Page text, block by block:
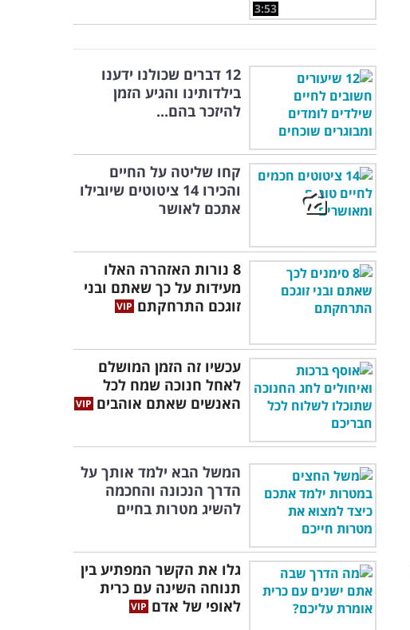
3:53
12 דברים שכולנו ידענו
בילדותינו והגיע הזמן
להיזכר בהם...
קחו שליטה על החיים
והכירו 14 ציטוטים שיובילו
אתכם לאושר
8 נורות האזהרה האלו
מעידות על כך שאתם ובני
זוגכם התרחקתם
עכשיו זה הזמן המושלם
לאחל חנוכה שמח לכל
האנשים שאתם אוהבים
המשל הבא ילמד אותך על
הדרך הנכונה והחכמה
להשיג מטרות בחיים
גלו את הקשר המפתיע בין
תנוחה השינה עם כרית
לאופי של אדם